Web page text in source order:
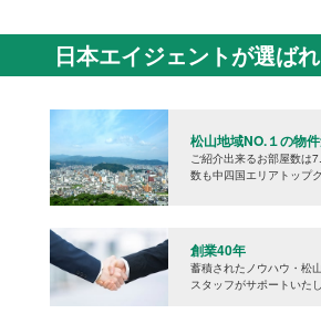
日本エイジェントが選ば
松山地域NO.１の物
ご紹介出来るお部屋数は
数も中四国エリアトップ
創業40年
蓄積されたノウハウ・松
スタッフがサポートいたし